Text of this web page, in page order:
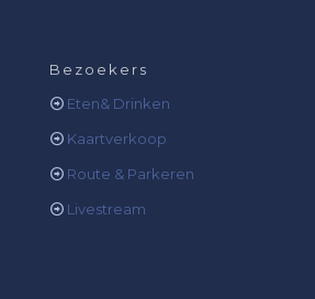
Bezoekers
Eten& Drinken
Kaartverkoop
Route & Parkeren
Livestream